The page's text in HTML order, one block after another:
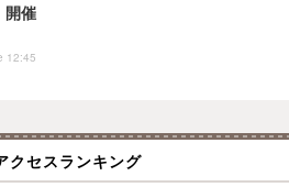
開催
12:45
クセスランキング